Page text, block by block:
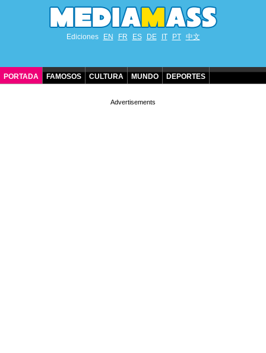
Ediciones EN FR ES DE IT PT 中文
PORTADA FAMOSOS CULTURA MUNDO DEPORTES